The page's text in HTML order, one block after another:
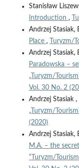
Stanisław
Introduction ,
Andrzej Stasiak,
Place ,
Turyzm/
Andrzej Stasiak,
Paradowska –
„Turyzm/
Vol. 30 No. 2
Andrzej Stasiak
„Turyzm/
(2020)
Andrzej Stasiak,
M.A. – the
“Turyzm/